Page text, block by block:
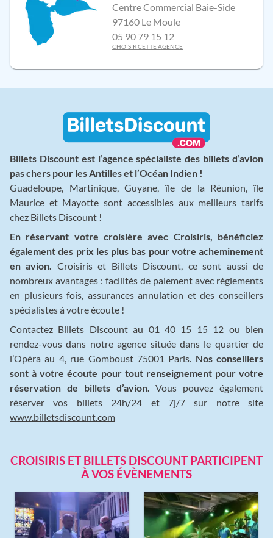
Centre Commercial Baie-Side
97160 Le Moule
05 90 79 15 12
CHOISIR CETTE AGENCE
Billets Discount est l’agence spécialiste des billets d’avion
pas chers pour les Antilles et l’Océan Indien !
Guadeloupe, Martinique, Guyane, île de la Réunion, île
Maurice et Mayotte sont accessibles aux meilleurs tarifs
chez Billets Discount !
En réservant votre croisière avec Croisiris, bénéficiez
également des prix les plus bas pour votre acheminement
en avion.
Croisiris et Billets Discount, ce sont aussi de
nombreux avantages : facilités de paiement avec règlements
en plusieurs fois, assurances annulation et des conseillers
spécialistes à votre écoute !
Contactez Billets Discount au 01 40 15 15 12 ou bien
rendez-vous dans notre agence située dans le quartier de
l’Opéra au 4, rue Gomboust 75001 Paris. Nos conseillers
sont à votre écoute pour tout renseignement pour votre
réservation de billets d’avion.
Vous pouvez également
réserver vos billets 24h/24 et 7j/7 sur notre site
www.billetsdiscount.com
CROISIRIS ET BILLETS DISCOUNT PARTICIPENT
À VOS ÉVÈNEMENTS